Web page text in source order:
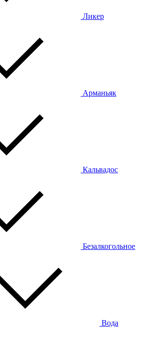
Ликер
Арманьяк
Кальвадос
Безалкогольное
Вода